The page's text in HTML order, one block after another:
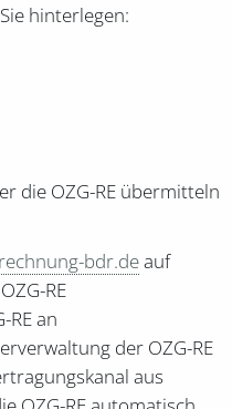
hinterlegen:
die OZG-RE übermitteln
bdr.deauf
RE
RE an
der OZG-RE
aus